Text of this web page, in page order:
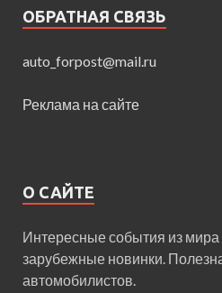
ОБРАТНАЯ СВЯЗЬ
auto_forpost@mail.ru
Реклама на сайте
О САЙТЕ
Интересные события из мира
зарубежные новинки.
автомобилистов.